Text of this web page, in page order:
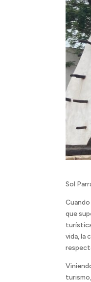
Sol
que
vida, la